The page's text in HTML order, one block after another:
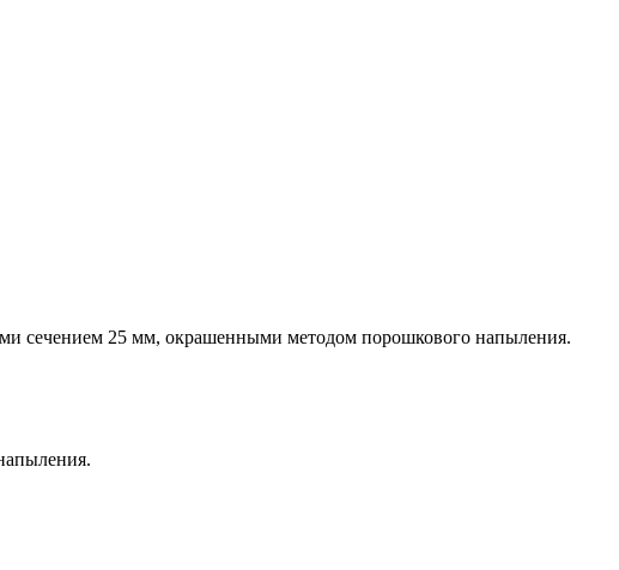
сечением 25 мм, окрашенными методом порошкового напыления.